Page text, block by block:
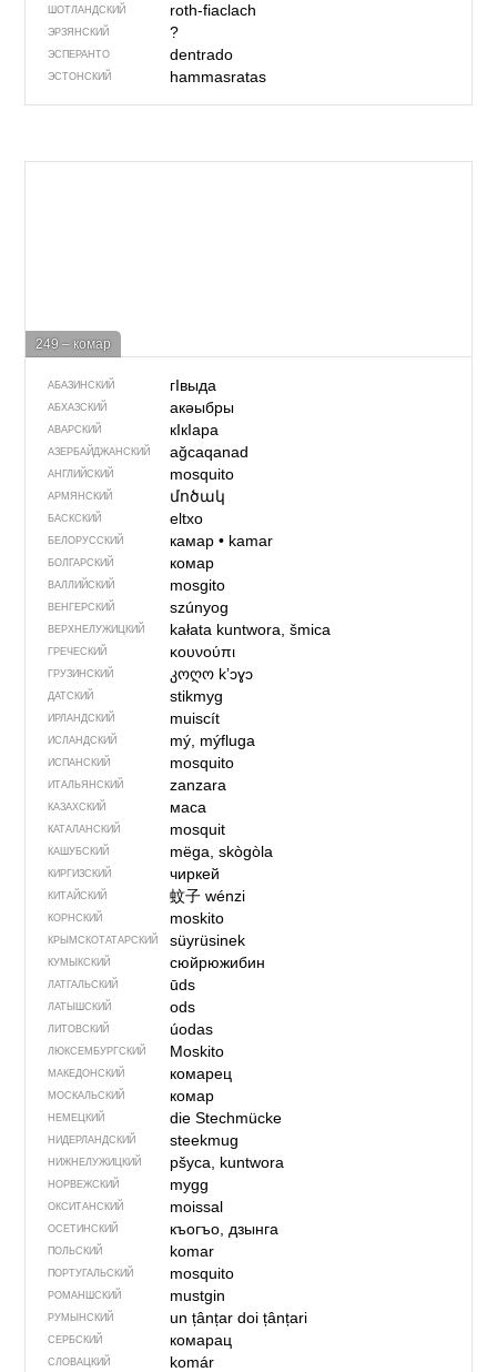
ШОТЛАНДСКИЙ roth-fiaclach
ЭРЗЯНСКИЙ ?
ЭСПЕРАНТО dentrado
ЭСТОНСКИЙ hammasratas
249 – комар
АБАЗИНСКИЙ гIвыда
АБХАЗСКИЙ акәыбры
АВАРСКИЙ кIкIара
АЗЕРБАЙДЖАН­СКИЙ ağcaqanad
АНГЛИЙСКИЙ mosquito
АРМЯНСКИЙ մոծակ
БАСКСКИЙ eltxo
БЕЛОРУССКИЙ камар• kamar
БОЛГАРСКИЙ комар
ВАЛЛИЙСКИЙ mosgito
ВЕНГЕРСКИЙ szúnyog
ВЕРХНЕЛУЖИЦКИЙ kałata kuntwora, šmica
ГРЕЧЕСКИЙ κουνούπι
ГРУЗИНСКИЙ კოღო kʼɔɣɔ
ДАТСКИЙ stikmyg
ИРЛАНДСКИЙ muiscít
ИСЛАНДСКИЙ mý, mýfluga
ИСПАНСКИЙ mosquito
ИТАЛЬЯНСКИЙ zanzara
КАЗАХСКИЙ маса
КАТАЛАНСКИЙ mosquit
КАШУБСКИЙ mëga, skògòla
КИРГИЗСКИЙ чиркей
КИТАЙСКИЙ 蚊子wénzi
КОРНСКИЙ moskito
КРЫМСКО­ТАТАРСКИЙ süyrüsinek
КУМЫКСКИЙ сюйрюжибин
ЛАТГАЛЬСКИЙ ūds
ЛАТЫШСКИЙ ods
ЛИТОВСКИЙ úodas
ЛЮКСЕМБУРГСКИЙ Moskito
МАКЕДОНСКИЙ комарец
МОСКАЛЬСКИЙ комар
НЕМЕЦКИЙ die Stechmücke
НИДЕРЛАНДСКИЙ steekmug
НИЖНЕЛУЖИЦКИЙ pšyca, kuntwora
НОРВЕЖСКИЙ mygg
ОКСИТАНСКИЙ moissal
ОСЕТИНСКИЙ къогъо, дзынга
ПОЛЬСКИЙ komar
ПОРТУГАЛЬСКИЙ mosquito
РОМАНШСКИЙ mustgin
РУМЫНСКИЙ un țânțardoi țânțari
СЕРБСКИЙ комарац
СЛОВАЦКИЙ komár